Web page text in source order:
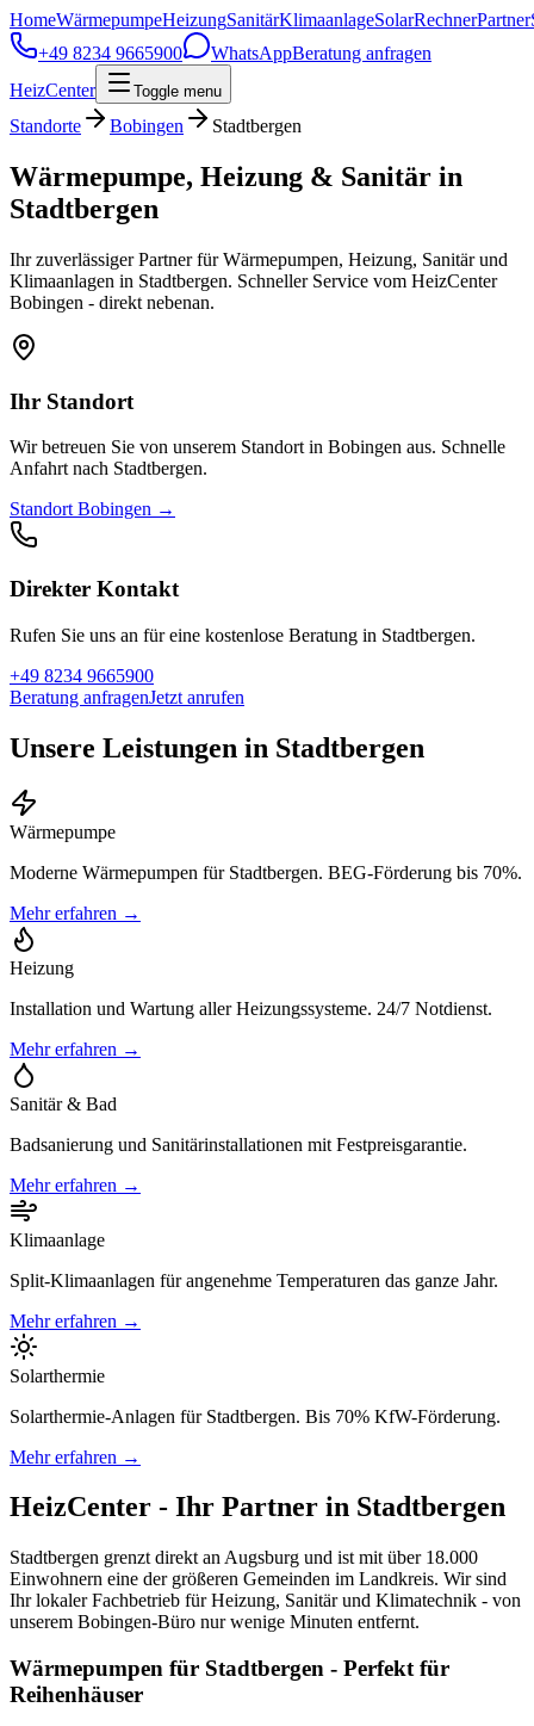
HomeWärmepumpeHeizungSanitärKlimaanlageSolarRechnerPartner
+49 8234 9665900
WhatsAppBeratung anfragen
HeizCenter
Toggle menu
Standorte Bobingen Stadtbergen
Wärmepumpe, Heizung & Sanitär in
Stadtbergen
Ihr zuverlässiger Partner für Wärmepumpen, Heizung, Sanitär und
Klimaanlagen in Stadtbergen. Schneller Service vom HeizCenter
Bobingen - direkt nebenan.
Ihr Standort
Wir betreuen Sie von unserem Standort in Bobingen aus. Schnelle
Anfahrt nach Stadtbergen.
Standort Bobingen →
Direkter Kontakt
Rufen Sie uns an für eine kostenlose Beratung in Stadtbergen.
+49 8234 9665900
Beratung anfragenJetzt anrufen
Unsere Leistungen in Stadtbergen
Wärmepumpe
Moderne Wärmepumpen für Stadtbergen. BEG-Förderung bis 70%.
Mehr erfahren →
Heizung
Installation und Wartung aller Heizungssysteme. 24/7 Notdienst.
Mehr erfahren →
Sanitär & Bad
Badsanierung und Sanitärinstallationen mit Festpreisgarantie.
Mehr erfahren →
Klimaanlage
Split-Klimaanlagen für angenehme Temperaturen das ganze Jahr.
Mehr erfahren →
Solarthermie
Solarthermie-Anlagen für Stadtbergen. Bis 70% KfW-Förderung.
Mehr erfahren →
HeizCenter - Ihr Partner in Stadtbergen
Stadtbergen grenzt direkt an Augsburg und ist mit über 18.000
Einwohnern eine der größeren Gemeinden im Landkreis. Wir sind
Ihr lokaler Fachbetrieb für Heizung, Sanitär und Klimatechnik - von
unserem Bobingen-Büro nur wenige Minuten entfernt.
Wärmepumpen für Stadtbergen - Perfekt für
Reihenhäuser